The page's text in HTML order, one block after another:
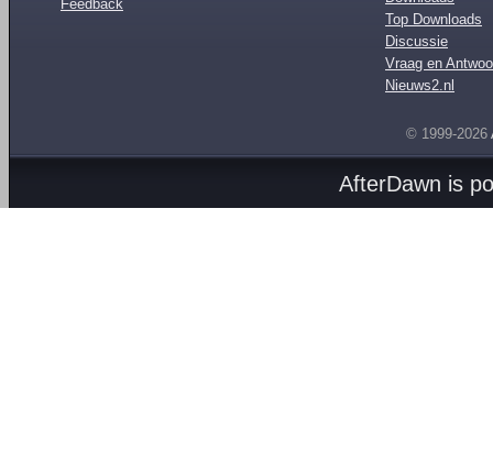
Feedback
Top Downloads
Discussie
Vraag en
Nieuws2.nl
© 1999-2026
AfterDawn is